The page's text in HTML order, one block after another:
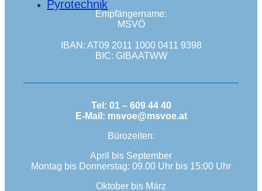
Pyrotechnik
Empfängername:
MSVÖ
IBAN: AT09 2011 1000 0411 9398
BIC: GIBAATWW
Tel: 01 – 609 44 40
E-Mail: msvoe@msvoe.at
Bürozeiten:
April bis September
Montag bis Donnerstag: 09.00 Uhr bis 15:00 Uhr
Oktober bis März